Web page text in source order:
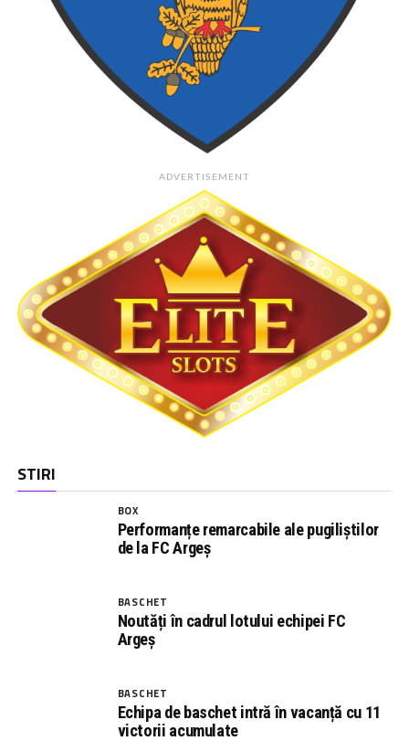
ADVERTISEMENT
STIRI
BOX
Performanțe remarcabile ale pugiliștilor
de la FC Argeș
BASCHET
Noutăți în cadrul lotului echipei FC
Argeș
BASCHET
Echipa de baschet intră în vacanță cu 11
victorii acumulate